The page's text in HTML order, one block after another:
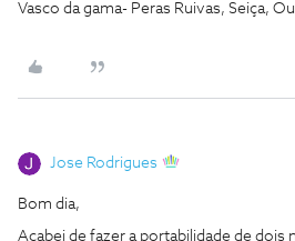
Vasco da gama- Peras Ruivas, Seiça,
Jose Rodrigues
Bom dia,
Acabei de fazer a portabilidade de dois